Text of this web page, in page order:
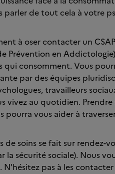
parler de tout cela à votre
à oser contacter un
Prévention en
qui consomment. Vous
par des équipes
travailleurs
vivez au quotidien.
pourra vous aider à
de soins se fait sur rendez-
la sécurité sociale). Nous
pas à les